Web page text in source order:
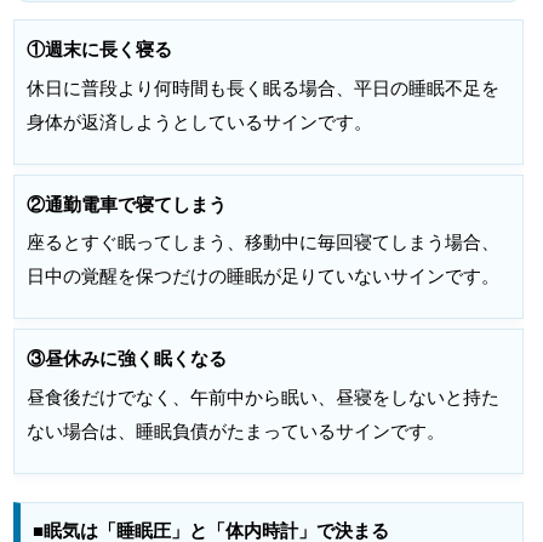
①週末に長く寝る
休日に普段より何時間も長く眠る場合、平日の睡眠不足を
身体が返済しようとしているサインです。
②通勤電車で寝てしまう
座るとすぐ眠ってしまう、移動中に毎回寝てしまう場合、
日中の覚醒を保つだけの睡眠が足りていないサインです。
③昼休みに強く眠くなる
昼食後だけでなく、午前中から眠い、昼寝をしないと持た
ない場合は、睡眠負債がたまっているサインです。
■眠気は「睡眠圧」と「体内時計」で決まる